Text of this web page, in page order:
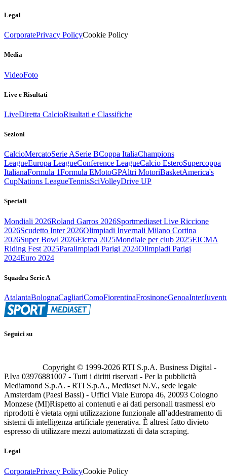
Legal
CorporatePrivacy PolicyCookie Policy
Media
VideoFoto
Live e Risultati
LiveDiretta CalcioRisultati e Classifiche
Sezioni
CalcioMercatoSerie ASerie BCoppa ItaliaChampions
LeagueEuropa LeagueConference LeagueCalcio EsteroSupercoppa
ItalianaFormula 1Formula EMotoGPAltri MotoriBasketAmerica's
CupNations LeagueTennisSciVolleyDrive UP
Speciali
Mondiali 2026Roland Garros 2026Sportmediaset Live Riccione
2026Scudetto Inter 2026Olimpiadi Invernali Milano Cortina
2026Super Bowl 2026Eicma 2025Mondiale per club 2025EICMA
Riding Fest 2025Paralimpiadi Parigi 2024Olimpiadi Parigi
2024Euro 2024
Squadra Serie A
AtalantaBolognaCagliariComoFiorentinaFrosinoneGenoaInter
Seguici su
Copyright © 1999-2026 RTI S.p.A. Business Digital -
P.Iva 03976881007 - Tutti i diritti riservati - Per la pubblicità
Mediamond S.p.A. - RTI S.p.A., Mediaset N.V., sede legale
Amsterdam (Paesi Bassi) - Uffici Viale Europa 46, 20093 Cologno
Monzese (MI)Rispetto ai contenuti e ai dati personali trasmessi e/o
riprodotti è vietata ogni utilizzazione funzionale all’addestramento di
sistemi di intelligenza artificiale generativa. È altresì fatto divieto
espresso di utilizzare mezzi automatizzati di data scraping.
Legal
CorporatePrivacy PolicyCookie Policy